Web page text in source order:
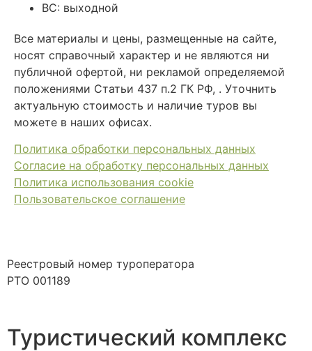
Реестровый номер туроператора
РТО 001189
ВС: выходной
Все материалы и цены, размещенные на сайте,
носят справочный характер и не являются ни
публичной офертой, ни рекламой определяемой
положениями Статьи 437 п.2 ГК РФ, . Уточнить
актуальную стоимость и наличие туров вы
можете в наших офисах.
Политика обработки персональных данных
Согласие на обработку персональных данных
Политика использования cookie
Пользовательское соглашение
Туристический комплекс